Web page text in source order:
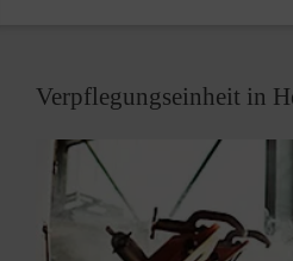
Verpflegungseinheit in